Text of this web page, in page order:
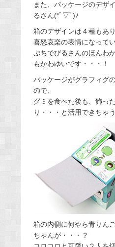
また、パッケージのデザ
るさん(*ﾟ▽ﾟ)ﾉ
箱のデザインは４種もあり
喜怒哀楽の表情になってい
ぷちでびるさんのほんわ
もかわゆいです・・・！
パッケージがグラフィグ
ので、
グミを食べた後も、飾っ
り・・・と活用できちゃ
箱の内側に何やら青りん
ちゃんが・・・？